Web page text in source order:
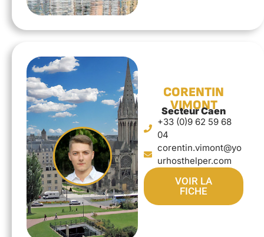
CORENTIN
VIMONT
Secteur Caen
+33 (0)9 62 59 68
04
corentin.vimont@yo
urhosthelper.com
VOIR LA
FICHE